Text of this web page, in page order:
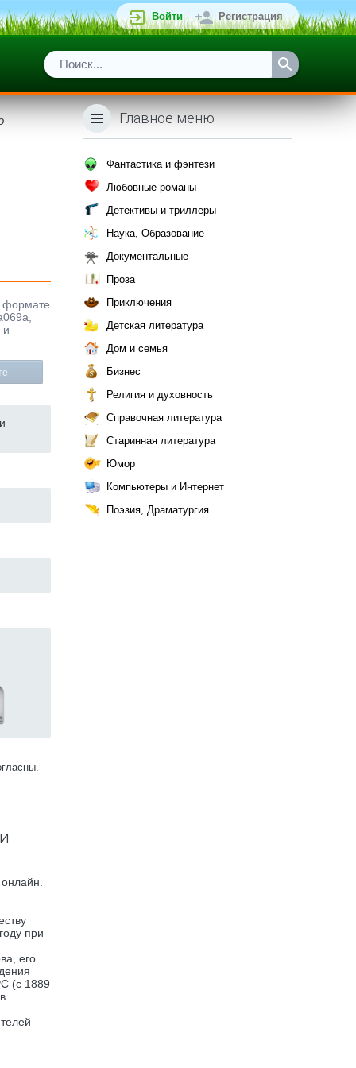
Войти Регистрация
формате
и
при
его
(с 1889
Главное меню
Фантастика и фэнтези
Любовные романы
Детективы и триллеры
Наука, Образование
Документальные
Проза
Приключения
Детская литература
Дом и семья
Бизнес
Религия и духовность
Справочная литература
Старинная литература
Юмор
Компьютеры и Интернет
Поэзия, Драматургия